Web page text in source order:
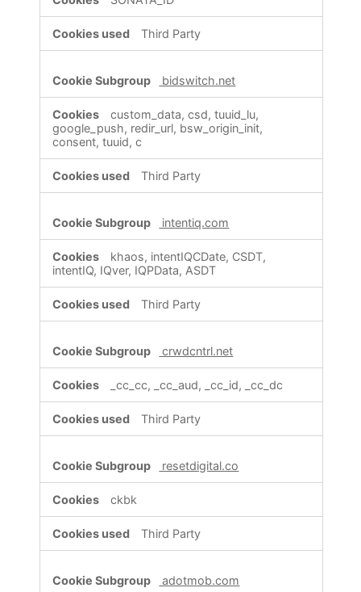
Third Party
bidswitch.net
custom_data, csd, tuuid_lu,
google_push, redir_url, bsw_origin_init,
consent, tuuid, c
Third Party
intentiq.com
khaos, intentIQCDate, CSDT,
intentIQ, IQver, IQPData, ASDT
Third Party
crwdcntrl.net
_cc_cc, _cc_aud, _cc_id, _cc_dc
Third Party
resetdigital.co
ckbk
Third Party
adotmob.com